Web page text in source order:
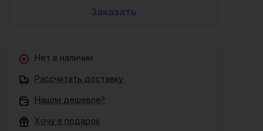
Заказать
Нет в наличии
Рассчитать доставку
Нашли дешевле?
Хочу в подарок